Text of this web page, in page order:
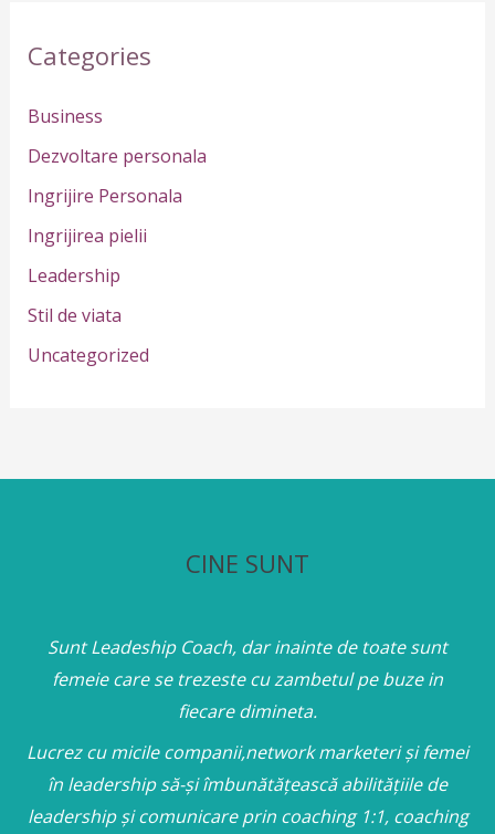
c
f
o
r
:
Categories
Business
Dezvoltare personala
Ingrijire Personala
Ingrijirea pielii
Leadership
Stil de viata
Uncategorized
CINE SUNT
Sunt Leadeship Coach, dar inainte de toate sunt
femeie care se trezeste cu zambetul pe buze in
fiecare dimineta.
Lucrez cu micile companii,network marketeri și femei
în leadership să-și îmbunătățească abilitățiile de
leadership și comunicare prin coaching 1:1, coaching